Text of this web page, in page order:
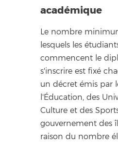
académique
Le nombre
lesquels les
commencent le
s'inscrire est fixé
un décret émis par
l'Éducation, des
Culture et des
gouvernement des
raison du nombre